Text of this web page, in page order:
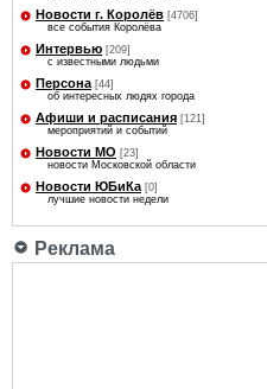
Новости г. Королёв [4706]
все события Королёва
Интервью [209]
с известными людьми
Персона [44]
об интересных людях города
Афиши и расписания [121]
мероприятий и событий
Новости МО [23]
новости Московской области
Новости ЮБиКа [0]
лучшие новости недели
Реклама